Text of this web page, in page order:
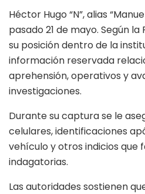
Héctor Hugo “N”, alias
pasado 21 de mayo. Según
su posición dentro de la
información reservada
aprehensión, operativos y
investigaciones.
Durante su captura se le
celulares, identificaciones
vehículo y otros indicios que
indagatorias.
Las autoridades sostienen